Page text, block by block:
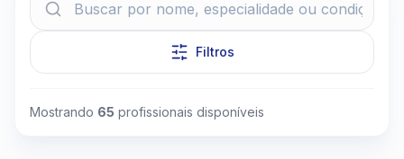
Filtros
Mostrando 65 profissionais disponíveis